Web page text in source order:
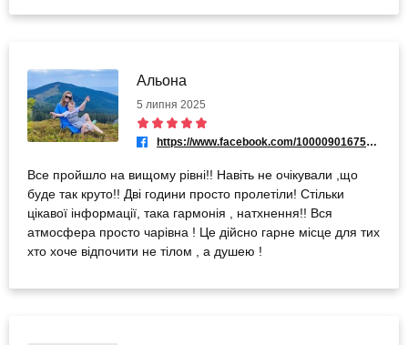
Альона
5 липня 2025
https://www.facebook.com/100009016753113
Все пройшло на вищому рівні!! Навіть не очікували ,що
буде так круто!! Дві години просто пролетіли! Стільки
цікавої інформації, така гармонія , натхнення!! Вся
атмосфера просто чарівна ! Це дійсно гарне місце для тих
хто хоче відпочити не тілом , а душею !